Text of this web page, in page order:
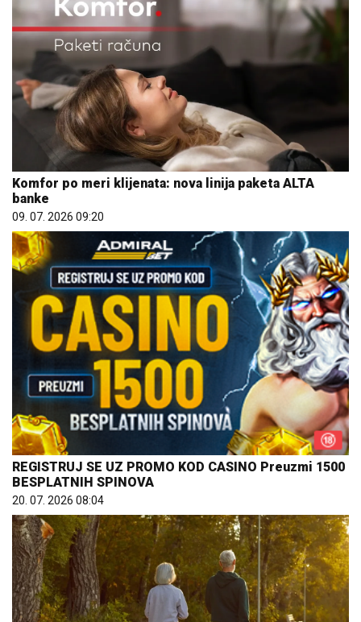
Komfor po meri klijenata: nova linija paketa ALTA
banke
09. 07. 2026 09:20
REGISTRUJ SE UZ PROMO KOD CASINO Preuzmi 1500
BESPLATNIH SPINOVA
20. 07. 2026 08:04